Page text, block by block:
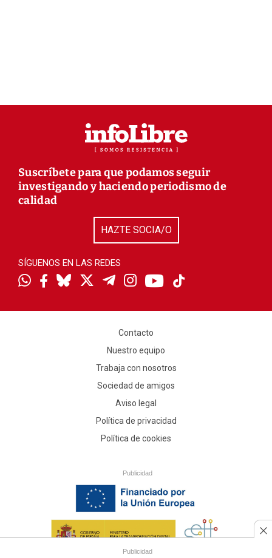
Publicidad
Suscríbete para que podamos seguir
investigando y haciendo periodismo de
calidad
HAZTE SOCIA/O
SÍGUENOS EN LAS REDES
Contacto
Nuestro equipo
Trabaja con nosotros
Sociedad de amigos
Aviso legal
Política de privacidad
Política de cookies
Publicidad